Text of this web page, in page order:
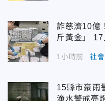
詐慈濟10億
斤黃金」
1小時前 社會
15縣市豪雨
淹水警戒亮